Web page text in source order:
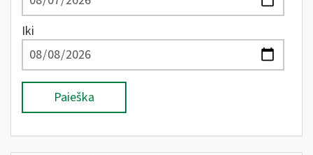
Iki
Paieška